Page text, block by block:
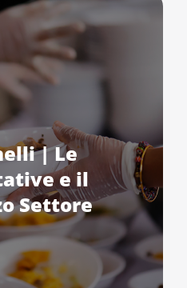
| Le
e il
Settore